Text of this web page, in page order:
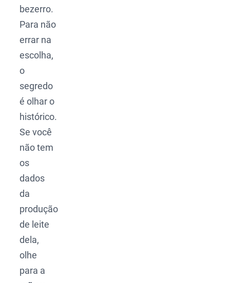
bezerro.
Para não
errar na
escolha,
o
segredo
é olhar o
histórico.
Se você
não tem
os
dados
da
produção
de leite
dela,
olhe
para a